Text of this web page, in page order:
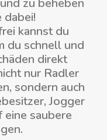
zu beheben
kannst du
du schnell und
direkt
nur Radler
sondern auch
Jogger
eine saubere